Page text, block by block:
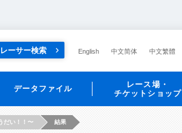
レーサー検索 English 中文简体 中文繁體
データファイル
レース場・
チケットショップ
だい！！〜 結果